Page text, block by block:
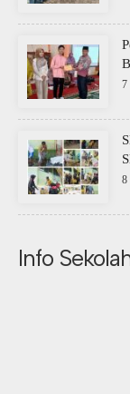
7
8
Info